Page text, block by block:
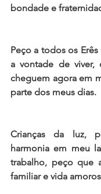
bondade e
Peço a todos os
a vontade de viver,
cheguem agora em
parte dos meus dias.
Crianças da luz,
harmonia em meu
trabalho, peço que
familiar e vida